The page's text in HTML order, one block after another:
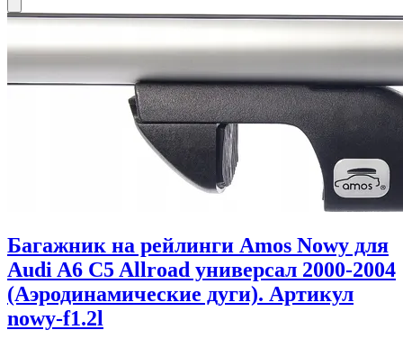
Багажник на рейлинги Amos Nowy для
Audi A6 C5 Allroad универсал 2000-2004
(Аэродинамические дуги). Артикул
nowy-f1.2l